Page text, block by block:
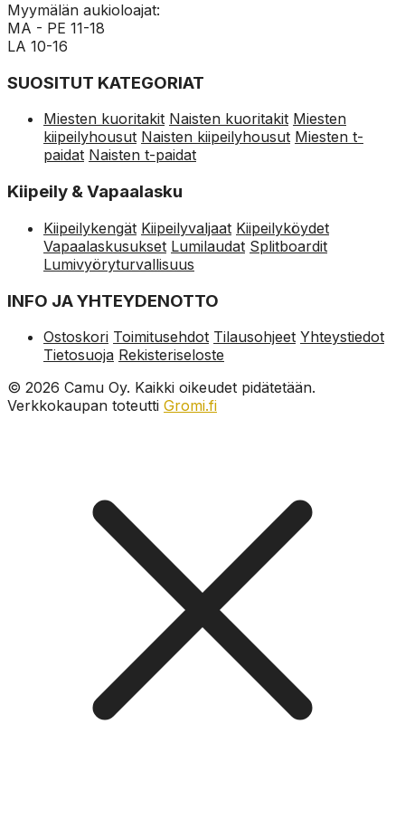
Myymälän aukioloajat:
MA - PE 11-18
LA 10-16
SUOSITUT KATEGORIAT
Miesten kuoritakit Naisten kuoritakit Miesten
kiipeilyhousut Naisten kiipeilyhousut Miesten t-
paidat Naisten t-paidat
Kiipeily & Vapaalasku
Kiipeilykengät Kiipeilyvaljaat Kiipeilyköydet
Vapaalaskusukset Lumilaudat Splitboardit
Lumivyöryturvallisuus
INFO JA YHTEYDENOTTO
Ostoskori Toimitusehdot Tilausohjeet Yhteystiedot
Tietosuoja Rekisteriseloste
© 2026 Camu Oy. Kaikki oikeudet pidätetään.
Verkkokaupan toteutti Gromi.fi